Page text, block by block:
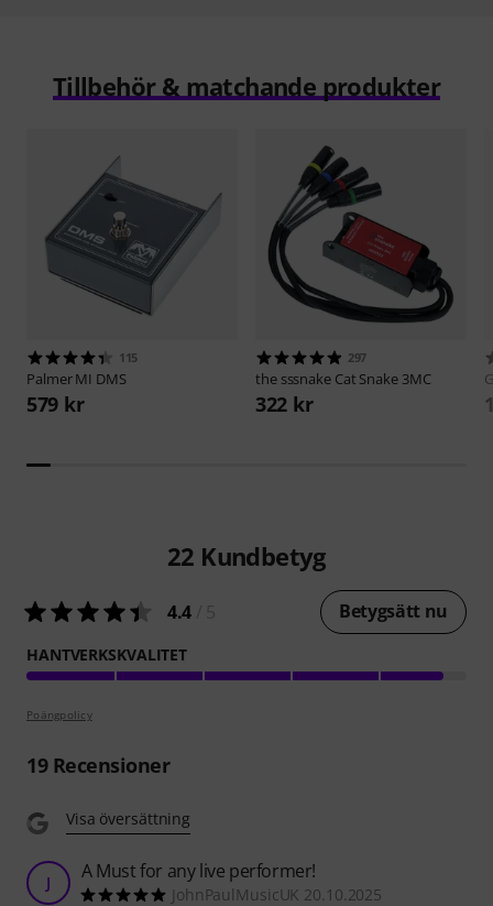
Tillbehör & matchande produkter
115
PalmerMI DMS
579 kr
297
the sssnake Cat Snake 3MC
322 kr
22 Kundbetyg
4.4 Betygsätt nu
HANTVERKSKVALITET
Poängpolicy
19Recensioner
Visa översättning
J A Must for any live performer!
JohnPaulMusicUK 20.10.2025